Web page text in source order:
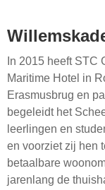
In 2015 heeft STC
Maritime Hotel in
Erasmusbrug en
begeleidt het
leerlingen en
en voorziet zij hen
betaalbare
jarenlang de